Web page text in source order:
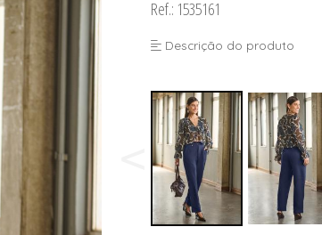
Ref.: 1535161
Descrição do produto